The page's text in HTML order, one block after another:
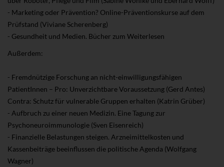
- Marketing oder Prävention? Online-Präventionskurse auf dem
Prüfstand (Viviane Scherenberg)
- Gesundheit und Medien. Bücher zum Weiterlesen
Außerdem:
- Fremdnützige Forschung an nicht-einwilligungsfähigen
PatientInnen – Pro: Unverzichtbare Voraussetzung (Gerd Antes)
Contra: Schutz für vulnerable Gruppen erhalten (Katrin Grüber)
- Aufbruch zu einer neuen Medizin. Eine Tagung zur
Psychoneuroimmunologie (Sven Eisenreich)
- Finanzielle Belastungen steigen. Arzneimittelkosten und
Kassenbeiträge beeinflussen die politische Agenda (Wolfgang
Wagner)